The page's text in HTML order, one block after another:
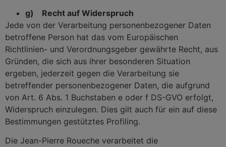
g) Recht auf Widerspruch
Jede von der Verarbeitung personenbezogener Daten
betroffene Person hat das vom Europäischen
Richtlinien- und Verordnungsgeber gewährte Recht, aus
Gründen, die sich aus ihrer besonderen Situation
ergeben, jederzeit gegen die Verarbeitung sie
betreffender personenbezogener Daten, die aufgrund
von Art. 6 Abs. 1 Buchstaben e oder f DS-GVO erfolgt,
Widerspruch einzulegen. Dies gilt auch für ein auf diese
Bestimmungen gestütztes Profiling.
Die Jean-Pierre Roueche verarbeitet die